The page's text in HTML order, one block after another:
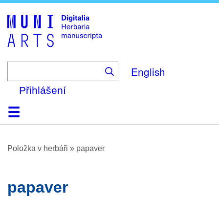
English
Přihlášení
DomůProhlížení
O platformě
Nápověda
KontaktDigitalia
Položka v herbáři » papaver
papaver